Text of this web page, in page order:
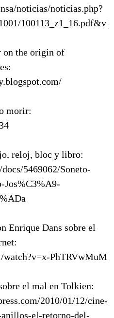
noticias/noticias.php?
on the origin of
morir:
reloj, bloc y libro:
5469062/Soneto-
Enrique Dans sobre el
PhTRVwMuM
el mal en Tolkien:
2010/01/12/cine-
el-retorno-del-